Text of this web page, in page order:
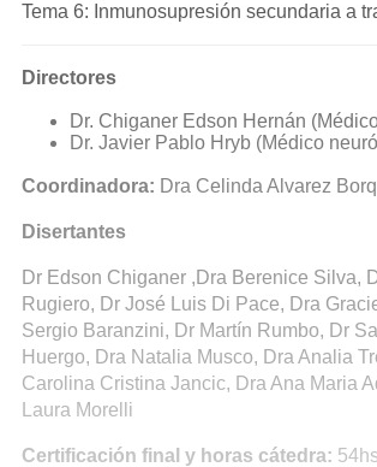
Tema 6: Inmunosupresión secundaria a
Directores
Dr. Chiganer Edson Hernán
Dr. Javier Pablo Hryb (Médico
Coordinadora: Dra Celinda Alvarez
Disertantes
Dr Edson Chiganer ,Dra Berenice Silva,
Rugiero, Dr José Luis Di Pace, Dra
Sergio Baranzini, Dr Martín Rumbo, Dr
Huergo, Dra Natalia Musco, Dra Analia
Carolina Cristina Jancic, Dra Ana Maria
Laura Morelli
Certificación final y horas cátedra: